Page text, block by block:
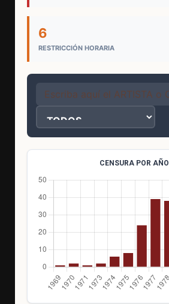
6
RESTRICCIÓN HORARIA
CENSURA POR AÑO